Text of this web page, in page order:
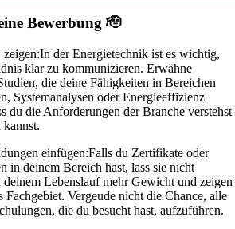
Bewerbung 🫡
In der Energietechnik ist es wichtig,
klar zu kommunizieren. Erwähne
die deine Fähigkeiten in Bereichen
Systemanalysen oder Energieeffizienz
du die Anforderungen der Branche verstehst
kannst.
einfügen:Falls du Zertifikate oder
in deinem Bereich hast, lass sie nicht
Lebenslauf mehr Gewicht und zeigen
Fachgebiet. Vergeude nicht die Chance, alle
die du besucht hast, aufzuführen.